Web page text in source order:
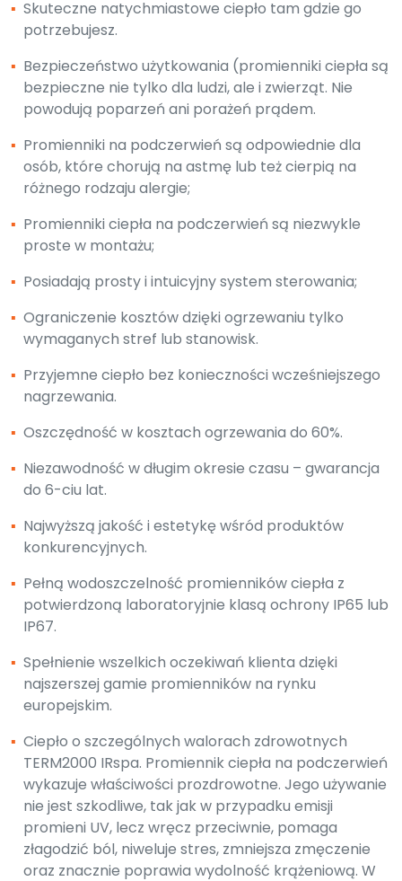
▪ Skuteczne natychmiastowe ciepło tam gdzie go
potrzebujesz.
▪ Bezpieczeństwo użytkowania (promienniki ciepła są
bezpieczne nie tylko dla ludzi, ale i zwierząt. Nie
powodują poparzeń ani porażeń prądem.
▪ Promienniki na podczerwień są odpowiednie dla
osób, które chorują na astmę lub też cierpią na
różnego rodzaju alergie;
▪ Promienniki ciepła na podczerwień są niezwykle
proste w montażu;
▪ Posiadają prosty i intuicyjny system sterowania;
▪ Ograniczenie kosztów dzięki ogrzewaniu tylko
wymaganych stref lub stanowisk.
▪ Przyjemne ciepło bez konieczności wcześniejszego
nagrzewania.
▪ Oszczędność w kosztach ogrzewania do 60%.
▪ Niezawodność w długim okresie czasu – gwarancja
do 6-ciu lat.
▪ Najwyższą jakość i estetykę wśród produktów
konkurencyjnych.
▪ Pełną wodoszczelność promienników ciepła z
potwierdzoną laboratoryjnie klasą ochrony IP65 lub
IP67.
▪ Spełnienie wszelkich oczekiwań klienta dzięki
najszerszej gamie promienników na rynku
europejskim.
▪ Ciepło o szczególnych walorach zdrowotnych
TERM2000 IRspa. Promiennik ciepła na podczerwień
wykazuje właściwości prozdrowotne. Jego używanie
nie jest szkodliwe, tak jak w przypadku emisji
promieni UV, lecz wręcz przeciwnie, pomaga
złagodzić ból, niweluje stres, zmniejsza zmęczenie
oraz znacznie poprawia wydolność krążeniową. W